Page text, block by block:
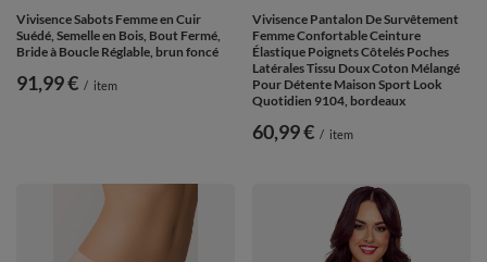
Vivisence Sabots Femme en Cuir
Suédé, Semelle en Bois, Bout Fermé,
Bride à Boucle Réglable, brun foncé
91,99 € / item
Vivisence Pantalon De Survêtement
Femme Confortable Ceinture
Élastique Poignets Côtelés Poches
Latérales Tissu Doux Coton Mélangé
Pour Détente Maison Sport Look
Quotidien 9104, bordeaux
60,99 € / item